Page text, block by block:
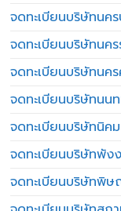
จดทะเบียนบริษัทนค
จดทะเบียนบริษัทนคร
จดทะเบียนบริษัทนคร
จดทะเบียนบริษัทนน
จดทะเบียนบริษัทนิค
จดทะเบียนบริษัทพัง
จดทะเบียนบริษัทพิ